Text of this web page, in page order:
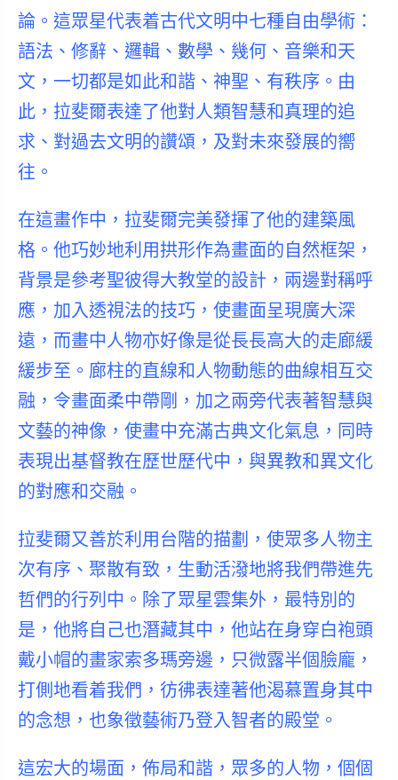
論。這眾星代表着古代文明中七種自由學術：
語法、修辭、邏輯、數學、幾何、音樂和天
文，一切都是如此和諧、神聖、有秩序。由
此，拉斐爾表達了他對人類智慧和真理的追
求、對過去文明的讚頌，及對未來發展的嚮
往。
在這畫作中，拉斐爾完美發揮了他的建築風
格。他巧妙地利用拱形作為畫面的自然框架，
背景是參考聖彼得大教堂的設計，兩邊對稱呼
應，加入透視法的技巧，使畫面呈現廣大深
遠，而畫中人物亦好像是從長長高大的走廊緩
緩步至。廊柱的直線和人物動態的曲線相互交
融，令畫面柔中帶剛，加之兩旁代表著智慧與
文藝的神像，使畫中充滿古典文化氣息，同時
表現出基督教在歷世歷代中，與異教和異文化
的對應和交融。
拉斐爾又善於利用台階的描劃，使眾多人物主
次有序、聚散有致，生動活潑地將我們帶進先
哲們的行列中。除了眾星雲集外，最特別的
是，他將自己也潛藏其中，他站在身穿白袍頭
戴小帽的畫家索多瑪旁邊，只微露半個臉龐，
打側地看着我們，彷彿表達著他渴慕置身其中
的念想，也象徵藝術乃登入智者的殿堂。
這宏大的場面，佈局和諧，眾多的人物，個個